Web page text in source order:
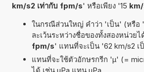
km/s2 เท่ากับ fpm/s' หรือเพียง '15
ในกรณีส่วนใหญ่ คำว่า 'เป็น' (หรือ
ละเว้นระหว่างชื่อของทั้งสองหน่วยไ
fpm/s' แทนที่จะเป็น '62 km/s2 เ
แทนที่จะใช้ตัวอักษรกรีก 'µ' (=
ได้ เช่น uPa แทน µPa